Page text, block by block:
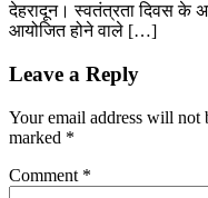
देहरादून। स्वतंत्रता दिवस के
आयोजित होने वाले […]
Leave a Reply
Your email address will not
marked *
Comment *